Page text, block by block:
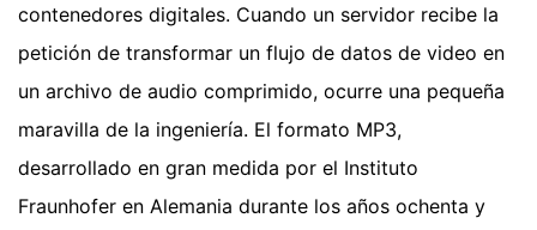
contenedores digitales. Cuando un servidor recibe la
petición de transformar un flujo de datos de video en
un archivo de audio comprimido, ocurre una pequeña
maravilla de la ingeniería. El formato MP3,
desarrollado en gran medida por el Instituto
Fraunhofer en Alemania durante los años ochenta y